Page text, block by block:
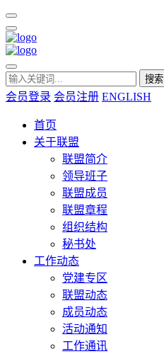
搜索
会员登录 会员注册 ENGLISH
首页
关于联盟
联盟简介
领导班子
联盟成员
联盟章程
组织结构
秘书处
工作动态
党建专区
联盟动态
成员动态
活动通知
工作通讯